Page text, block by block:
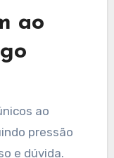
nos
os
ao